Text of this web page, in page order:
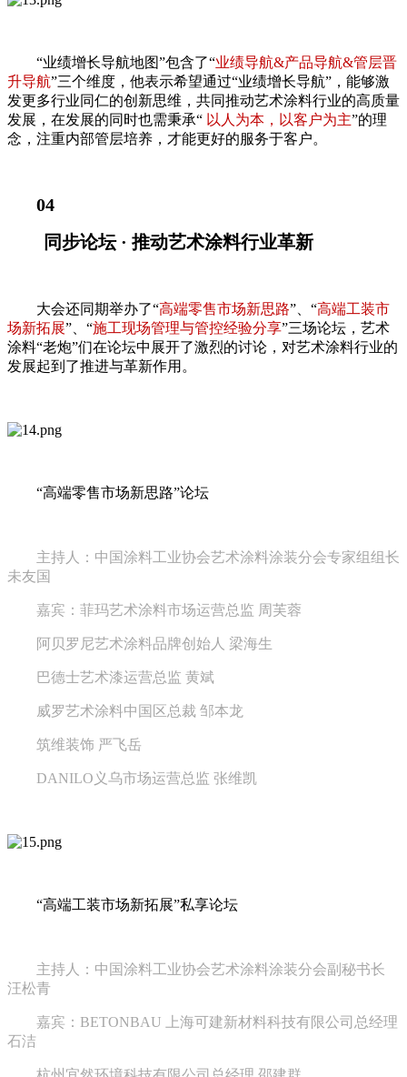
“业绩增长导航地图”包含了“业绩导航&产品导航&管层晋
升导航”三个维度，他表示希望通过“业绩增长导航”，能够激
发更多行业同仁的创新思维，共同推动艺术涂料行业的高质量
发展，在发展的同时也需秉承“ 以人为本，以客户为主”的理
念，注重内部管层培养，才能更好的服务于客户。
04
同步论坛 · 推动艺术涂料行业革新
大会还同期举办了“高端零售市场新思路”、“高端工装市
场新拓展”、“施工现场管理与管控经验分享”三场论坛，艺术
涂料“老炮”们在论坛中展开了激烈的讨论，对艺术涂料行业的
发展起到了推进与革新作用。
“高端零售市场新思路”论坛
主持人：中国涂料工业协会艺术涂料涂装分会专家组组长
未友国
嘉宾：菲玛艺术涂料市场运营总监 周芙蓉
阿贝罗尼艺术涂料品牌创始人 梁海生
巴德士艺术漆运营总监 黄斌
威罗艺术涂料中国区总裁 邹本龙
筑维装饰 严飞岳
DANILO义乌市场运营总监 张维凯
“高端工装市场新拓展”私享论坛
主持人：中国涂料工业协会艺术涂料涂装分会副秘书长
汪松青
嘉宾：BETONBAU 上海可建新材料科技有限公司总经理
石洁